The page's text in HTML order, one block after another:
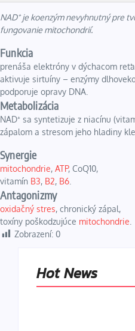
NAD⁺ je koenzým nevyhnutný pre
fungovanie mitochondrií.
Funkcia
prenáša elektróny v dýchacom
aktivuje sirtuíny – enzýmy
podporuje opravy DNA.
Metabolizácia
NAD⁺ sa syntetizuje z niacínu
zápalom a stresom jeho hladiny
Synergie
mitochondrie, ATP, CoQ10,
vitamín B3, B2, B6
Antagonizmy
oxidačný stres, chronický zápal,
toxíny poškodzujúce mitochondrie
Zobrazení: 0
Hot News